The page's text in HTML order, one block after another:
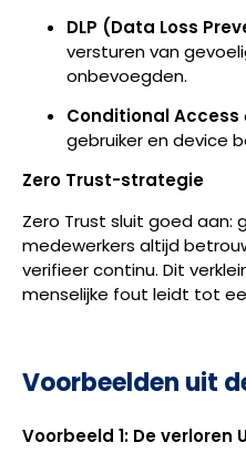
DLP (Data Loss
versturen van
onbevoegden.
Conditional Access
gebruiker en device
Zero Trust-strategie
Zero Trust sluit goed aan:
medewerkers altijd
verifieer continu. Dit
menselijke fout leidt tot
Voorbeelden uit
Voorbeeld 1: De verloren